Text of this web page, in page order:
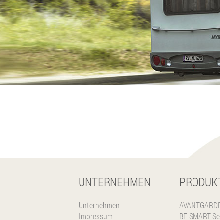
UNTERNEHMEN
Unternehmen
Impressum
BE-SMART